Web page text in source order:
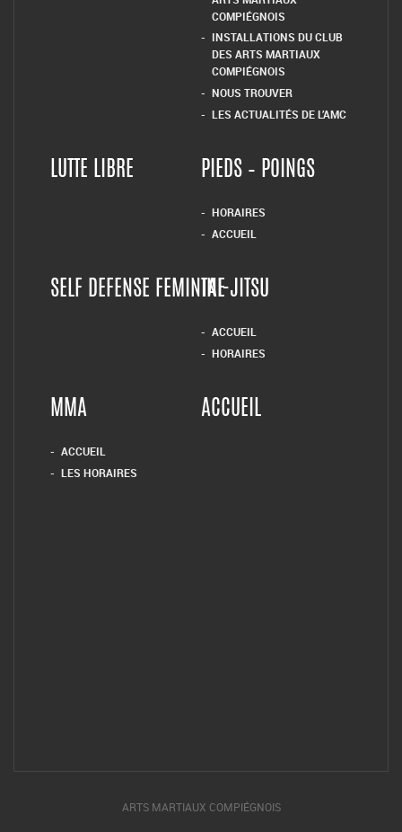
COMPIÉGNOIS
INSTALLATIONS DU CLUB
DES ARTS MARTIAUX
COMPIÉGNOIS
NOUS TROUVER
LES ACTUALITÉS DE L’AMC
LUTTE LIBRE PIEDS – POINGS
HORAIRES
ACCUEIL
SELF DEFENSE FEMININETAI-JITSU
ACCUEIL
HORAIRES
MMA
ACCUEIL
LES HORAIRES
ACCUEIL
ARTS MARTIAUX COMPIÉGNOIS